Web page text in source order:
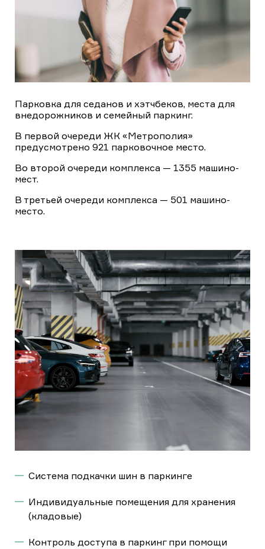
Подземная
парковка
2279 машино-мест
Парковка для седанов и хэтчбеков, места для
внедорожников и семейный паркинг.
В первой очереди ЖК «Метрополия»
предусмотрено 921 парковочное место.
Во второй очереди комплекса — 1355 машино-
мест.
В третьей очереди комплекса — 501 машино-
место.
Система подкачки шин в паркинге
Индивидуальные помещения для хранения
(кладовые)
Контроль доступа в паркинг при помощи